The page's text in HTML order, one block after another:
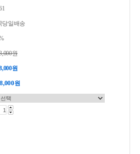
당일배송
원
원
원